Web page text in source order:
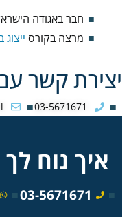
חבר באגודה
מרצה בקורס
יצירת קשר
03-5671671
איך נוח
03-5671671